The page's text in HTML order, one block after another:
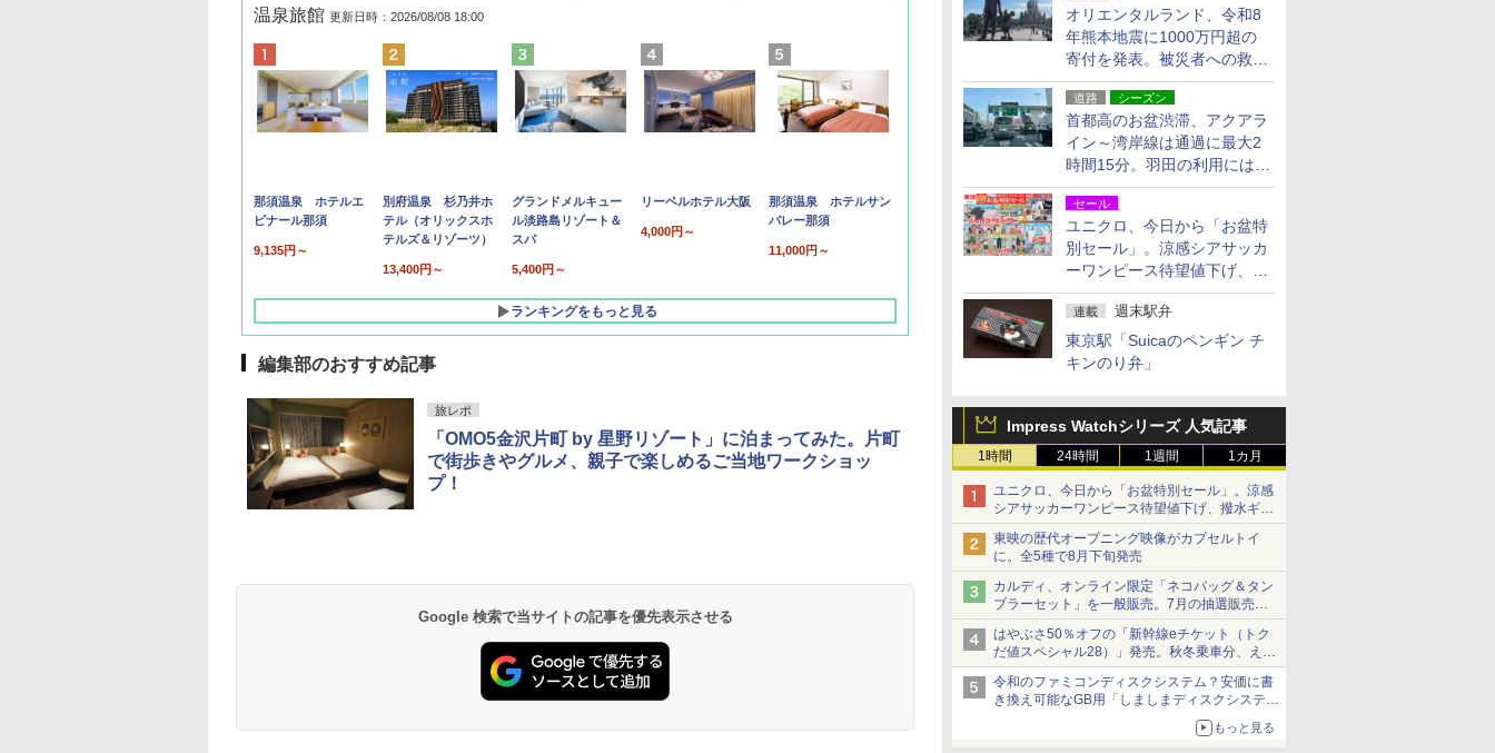
オリエンタルランド、令和8
年熊本地震に1000万円超の
寄付を発表。被災者への救援
活動・復旧支援
道路 シーズン
首都高のお盆渋滞、アクアラ
イン～湾岸線は通過に最大2
時間15分。羽田の利用には
「空港西出口」の利用検討を
セール
ユニクロ、今日から「お盆特
別セール」。涼感シアサッカ
ーワンピース待望値下げ、撥
水ギアショーツは1990円に
連載 週末駅弁
東京駅「Suicaのペンギン チ
キンのり弁」
Impress Watchシリーズ 人気記事
1時間 24時間 1週間 1カ月
ユニクロ、今日から「お盆特別セール」。涼感
シアサッカーワンピース待望値下げ、撥水ギア
ショーツは1990円に
東映の歴代オープニング映像がカプセルトイ
に。全5種で8月下旬発売
カルディ、オンライン限定「ネコバッグ＆タン
ブラーセット」を一般販売。7月の抽選販売の
当選無効分
はやぶさ50％オフの「新幹線eチケット（トク
だ値スペシャル28）」発売。秋冬乗車分、えき
ねっと限定
令和のファミコンディスクシステム？安価に書
き換え可能なGB用「しましまディスクシステ
もっと見る
温泉旅館 更新日時：2026/08/08 18:00
那須温泉 ホテルエ
ピナール那須
9,135円～
別府温泉 杉乃井ホ
テル（オリックスホ
テルズ＆リゾーツ）
13,400円～
グランドメルキュー
ル淡路島リゾート＆
スパ
5,400円～
リーベルホテル大阪
4,000円～
那須温泉 ホテルサン
バレー那須
11,000円～
ランキングをもっと見る
10,450円～
19,541円～
7,950円～
5,758円～
編集部のおすすめ記事
旅レポ
「OMO5金沢片町 by 星野リゾート」に泊まってみた。片町
で街歩きやグルメ、親子で楽しめるご当地ワークショッ
プ！
Google 検索で当サイトの記事を優先表示させる